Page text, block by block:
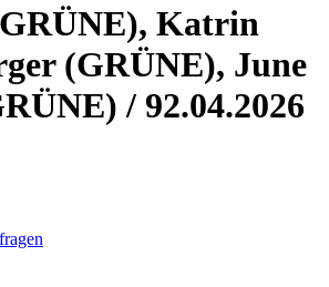
Katrin
(GRÜNE), June
/ 92.04.2026